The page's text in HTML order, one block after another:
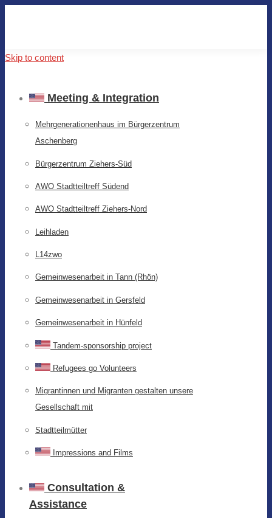
Skip to content
Meeting & Integration
Mehrgenerationenhaus im Bürgerzentrum
Aschenberg
Bürgerzentrum Ziehers-Süd
AWO Stadtteiltreff Südend
AWO Stadtteiltreff Ziehers-Nord
Leihladen
L14zwo
Gemeinwesenarbeit in Tann (Rhön)
Gemeinwesenarbeit in Gersfeld
Gemeinwesenarbeit in Hünfeld
Tandem-sponsorship project
Refugees go Volunteers
Migrantinnen und Migranten gestalten unsere
Gesellschaft mit
Stadtteilmütter
Impressions and Films
Consultation &
Assistance